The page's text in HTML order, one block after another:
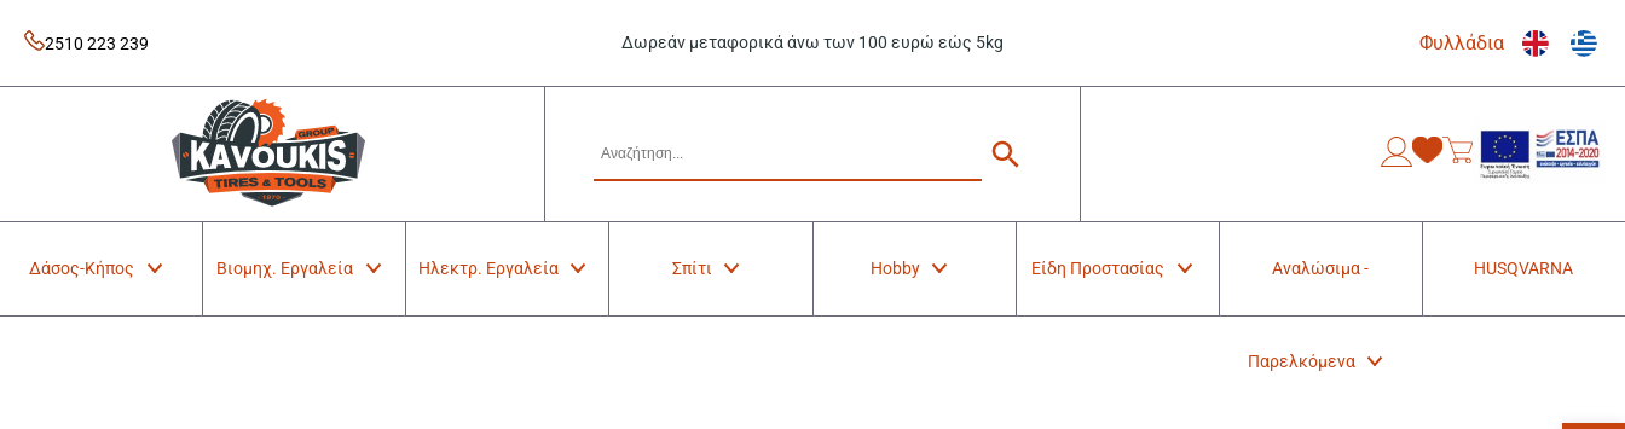
content
2510 223 239 Δωρεάν μεταφορικά άνω των 100 ευρώ εώς 5kg Φυλλάδια
Kavoukis Tools
Tires & Tools
Δάσος-Κήπος Βιομηχ. Εργαλεία Ηλεκτρ. Εργαλεία Σπίτι Hobby Είδη Προστασίας Αναλώσιμα -
Παρελκόμενα
HUSQVARNA